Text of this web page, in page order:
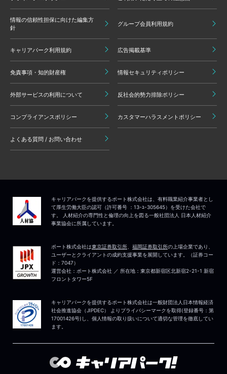
情報の信頼性担保に向けた編集方
針
グループ会員利用規約
キャリアパーク利用規約 広告掲載基準
免責事項・知的財産権 情報セキュリティポリシー
外部サービスの利用について 反社会的勢力排除ポリシー
コンプライアンスポリシー カスタマーハラスメントポリシー
よくある質問 / お問い合わせ